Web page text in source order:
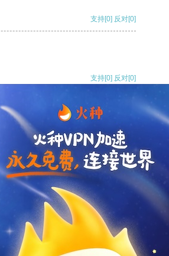
支持[0] 反对[0]
支持[0] 反对[0]
支持[0] 反对
支持